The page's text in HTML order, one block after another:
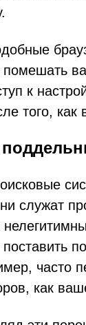
помешать
к
того,
служат
поставить
часто
как